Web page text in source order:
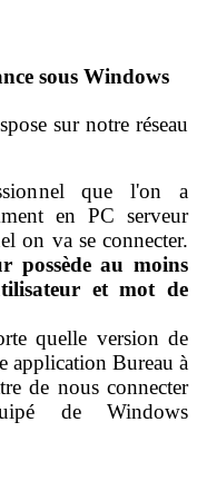
sous Windows
sur notre réseau
que l'on a
en PC serveur
on va se connecter.
possède au moins
et mot de
quelle version de
application Bureau à
de nous connecter
de Windows